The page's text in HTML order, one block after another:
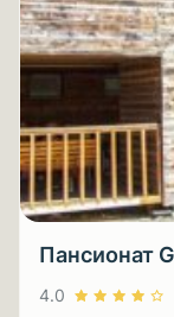
Пансионат
4.0